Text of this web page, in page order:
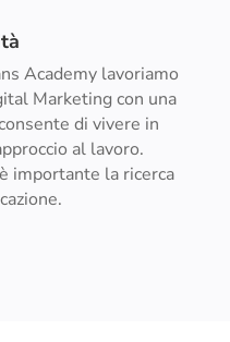
Academy lavoriamo
Marketing con una
di vivere in
al lavoro.
importante la ricerca